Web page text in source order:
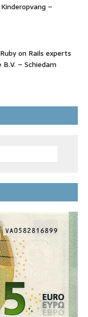
–
on Rails experts
– Schiedam